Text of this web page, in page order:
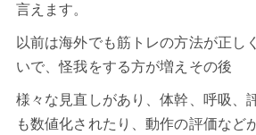
言えます。
以前は海外でも筋トレの方法が正し
いで、怪我をする方が増えその後
様々な見直しがあり、体幹、呼吸、
も数値化されたり、動作の評価など